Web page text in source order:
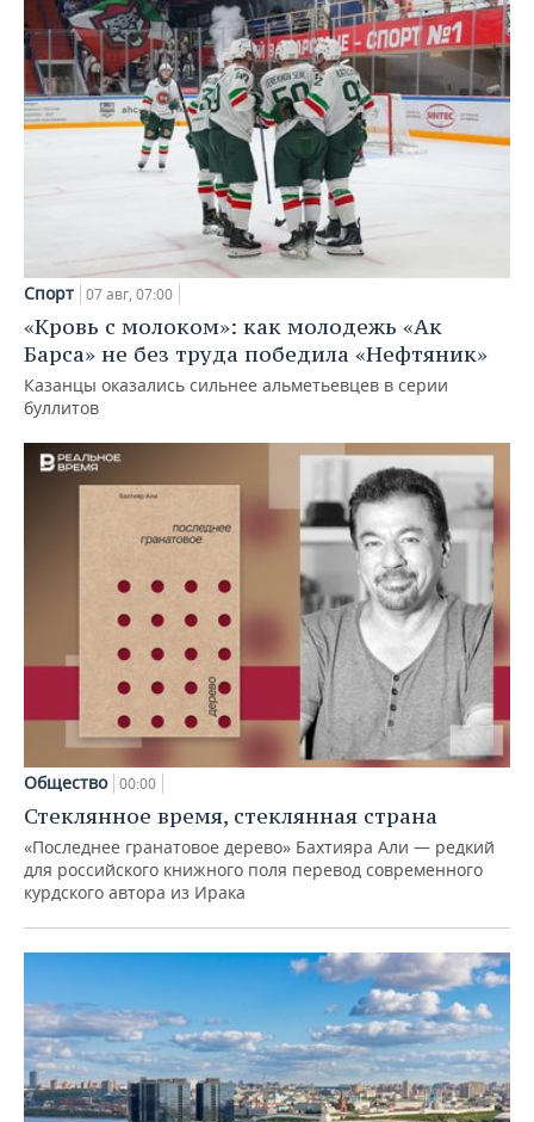
Спорт 07 авг, 07:00
«Кровь с молоком»: как молодежь «Ак
Барса» не без труда победила «Нефтяник»
Казанцы оказались сильнее альметьевцев в серии
буллитов
Общество 00:00
Стеклянное время, стеклянная страна
«Последнее гранатовое дерево» Бахтияра Али — редкий
для российского книжного поля перевод современного
курдского автора из Ирака